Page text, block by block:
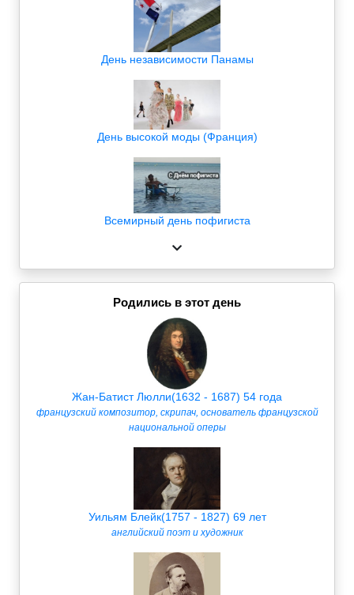
День независимости Панамы
День высокой моды (Франция)
Всемирный день пофигиста
Родились в этот день
Жан-Батист Люлли(1632 - 1687) 54 года
французский композитор, скрипач, основатель французской
национальной оперы
Уильям Блейк(1757 - 1827) 69 лет
английский поэт и художник